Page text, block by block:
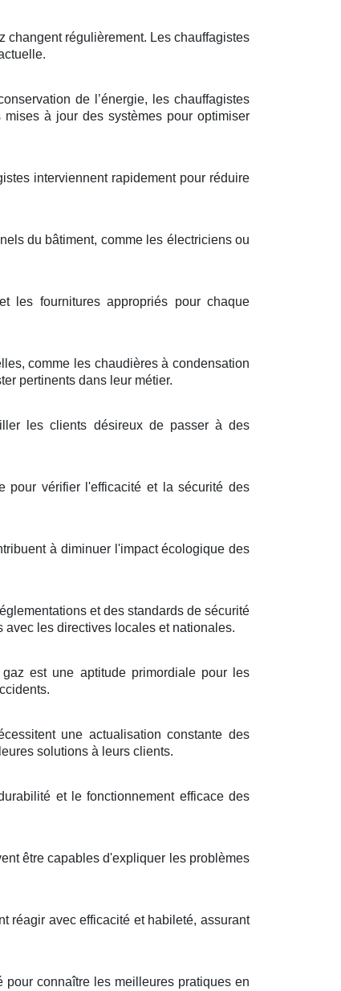
changent régulièrement. Les chauffagistes
de l’énergie, les chauffagistes
à jour des systèmes pour optimiser
interviennent rapidement pour réduire
du bâtiment, comme les électriciens ou
les fournitures appropriés pour chaque
comme les chaudières à condensation
pertinents dans leur métier.
les clients désireux de passer à des
pour vérifier l'efficacité et la sécurité des
à diminuer l'impact écologique des
et des standards de sécurité
les directives locales et nationales.
est une aptitude primordiale pour les
une actualisation constante des
solutions à leurs clients.
et le fonctionnement efficace des
être capables d'expliquer les problèmes
réagir avec efficacité et habileté, assurant
connaître les meilleures pratiques en